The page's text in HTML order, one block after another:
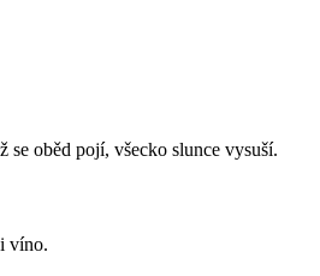
se oběd pojí, všecko slunce vysuší.
víno.